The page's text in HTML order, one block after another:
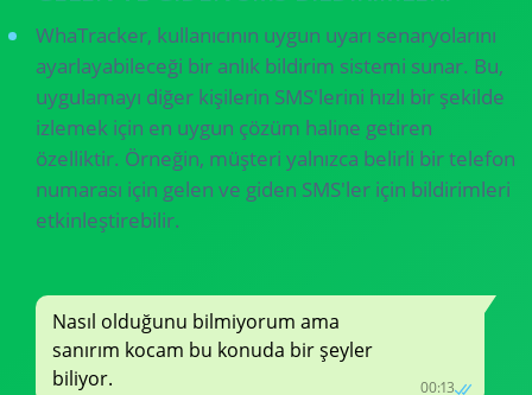
00:13
Nasıl olduğunu bilmiyorum ama
sanırım kocam bu konuda bir şeyler
biliyor.
WhaTracker, kullanıcının uygun uyarı senaryolarını
ayarlayabileceği bir anlık bildirim sistemi sunar. Bu,
uygulamayı diğer kişilerin SMS'lerini hızlı bir şekilde
izlemek için en uygun çözüm haline getiren
özelliktir. Örneğin, müşteri yalnızca belirli bir telefon
numarası için gelen ve giden SMS'ler için bildirimleri
etkinleştirebilir.